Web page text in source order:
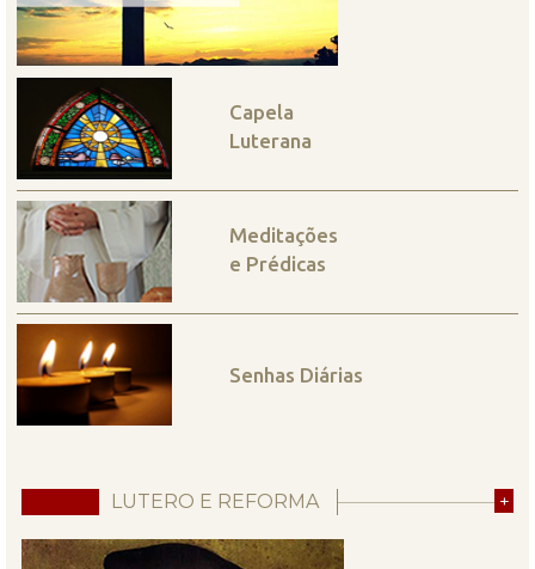
Capela
Luterana
Meditações
e Prédicas
Senhas Diárias
LUTERO E REFORMA +